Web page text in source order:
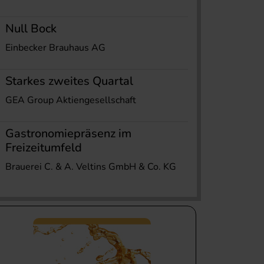
Null Bock
Einbecker Brauhaus AG
Starkes zweites Quartal
GEA Group Aktiengesellschaft
Gastronomiepräsenz im
Freizeitumfeld
Brauerei C. & A. Veltins GmbH & Co. KG